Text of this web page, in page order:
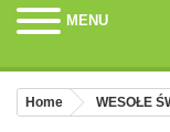
MENU
Home WESOŁE